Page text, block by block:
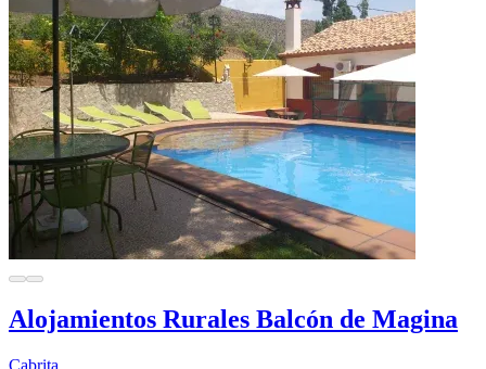
Alojamientos Rurales Balcón de Magina
Cabrita